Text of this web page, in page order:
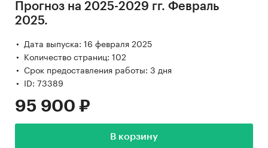
Прогноз на 2025-2029 гг. Февраль
2025.
Дата выпуска: 16 февраля 2025
Количество страниц: 102
Срок предоставления работы: 3 дня
ID: 73389
95 900 ₽
В корзину